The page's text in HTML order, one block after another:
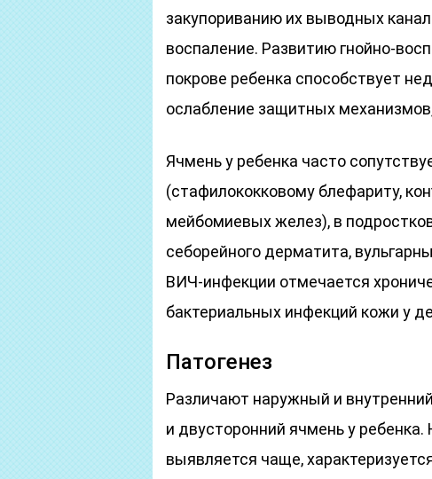
закупориванию их выводных
воспаление. Развитию гнойно-
покрове ребенка способствует
ослабление защитных
Ячмень у ребенка часто
(стафилококковому блефариту,
мейбомиевых желез), в
себорейного дерматита,
ВИЧ-инфекции отмечается
бактериальных инфекций кожи у
Патогенез
Различают наружный и
и двусторонний ячмень у
выявляется чаще,